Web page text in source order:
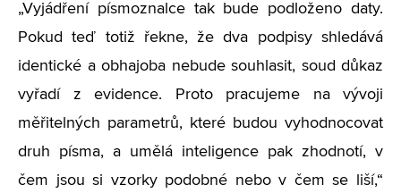
„Vyjádření písmoznalce tak bude podloženo daty.
Pokud teď totiž řekne, že dva podpisy shledává
identické a obhajoba nebude souhlasit, soud důkaz
vyřadí z evidence. Proto pracujeme na vývoji
měřitelných parametrů, které budou vyhodnocovat
druh písma, a umělá inteligence pak zhodnotí, v
čem jsou si vzorky podobné nebo v čem se liší,“